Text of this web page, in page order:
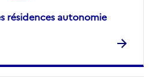
résidences autonomie